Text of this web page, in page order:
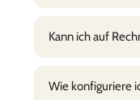
Kann ich auf
Wie konfiguriere